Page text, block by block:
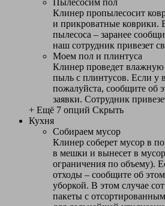
Пылесосим пол
Клинер пропылесосит
и прикроватные коврики.
пылесоса – заранее
наш сотрудник привезет
Моем пол и плинтуса
Клинер проведет влажную
пыль с плинтусов. Если у
пожалуйста, сообщите об
заявки. Сотрудник
+ Ещё 7 опций Скрыть
Кухня
Собираем мусор
Клинер соберет мусор в
в мешки и вынесет в
ограничения по объему).
отходы – сообщите об
уборкой. В этом случае
пакеты с